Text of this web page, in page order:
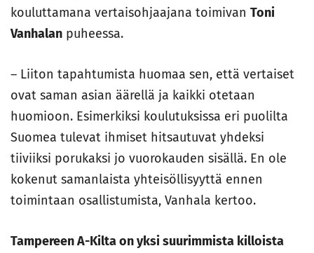
kouluttamana vertaisohjaajana toimivan Toni
Vanhalan puheessa.
– Liiton tapahtumista huomaa sen, että vertaiset
ovat saman asian äärellä ja kaikki otetaan
huomioon. Esimerkiksi koulutuksissa eri puolilta
Suomea tulevat ihmiset hitsautuvat yhdeksi
tiiviiksi porukaksi jo vuorokauden sisällä. En ole
kokenut samanlaista yhteisöllisyyttä ennen
toimintaan osallistumista, Vanhala kertoo.
Tampereen A-Kilta on yksi suurimmista killoista